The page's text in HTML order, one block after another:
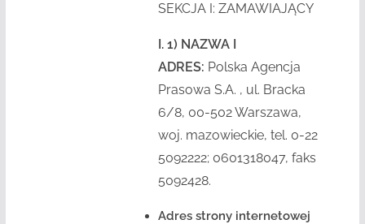
SEKCJA I: ZAMAWIAJĄCY
I. 1) NAZWA I
ADRES: Polska Agencja
Prasowa S.A. , ul. Bracka
6/8, 00-502 Warszawa,
woj. mazowieckie, tel. 0-22
5092222; 0601318047, faks
5092428.
Adres strony internetowej